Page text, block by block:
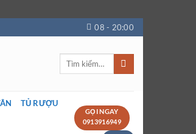
08 - 20:00
Tìm
TỦ RƯỢU
GỌI NGAY
0913916949